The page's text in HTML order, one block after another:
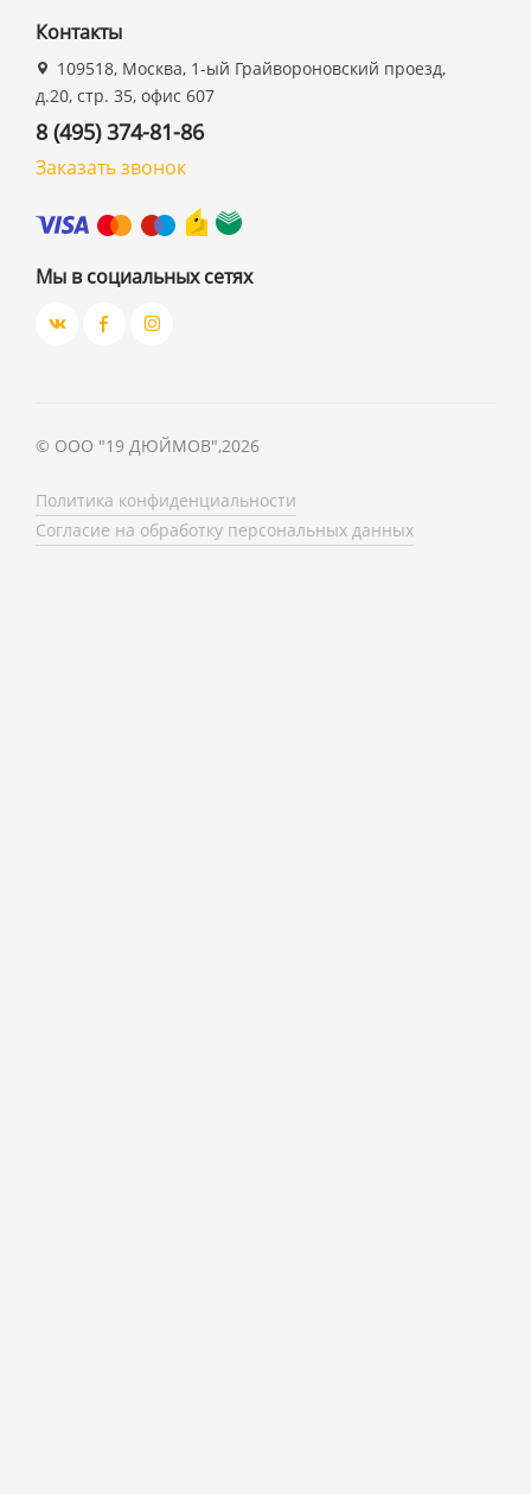
Контакты
109518, Москва, 1-ый Грайвороновский проезд,
д.20, стр. 35, офис 607
8 (495) 374-81-86
Заказать звонок
Мы в социальных сетях
© ООО "19 ДЮЙМОВ",2026
Политика конфиденциальности
Согласие на обработку персональных данных